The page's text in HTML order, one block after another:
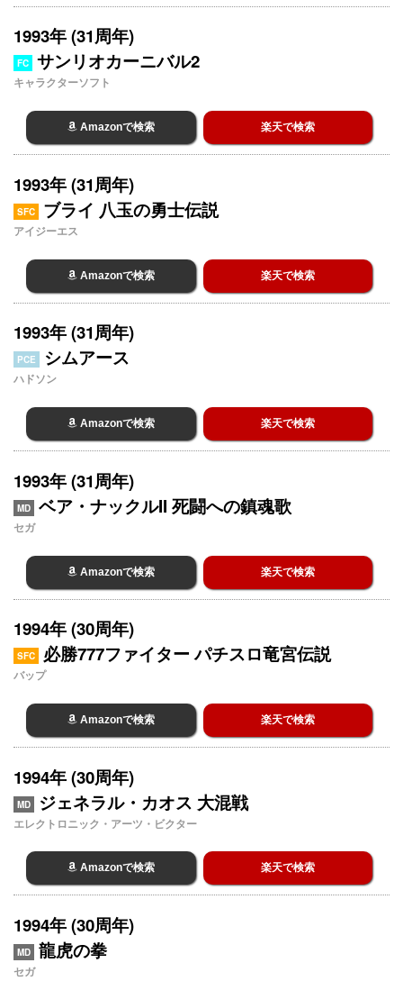
1993年 (31周年)
FC サンリオカーニバル2
キャラクターソフト
Amazonで検索 楽天で検索
1993年 (31周年)
SFC ブライ 八玉の勇士伝説
アイジーエス
Amazonで検索 楽天で検索
1993年 (31周年)
PCE シムアース
ハドソン
Amazonで検索 楽天で検索
1993年 (31周年)
MD ベア・ナックルII 死闘への鎮魂歌
セガ
Amazonで検索 楽天で検索
1994年 (30周年)
SFC 必勝777ファイター パチスロ竜宮伝説
バップ
Amazonで検索 楽天で検索
1994年 (30周年)
MD ジェネラル・カオス 大混戦
エレクトロニック・アーツ・ビクター
Amazonで検索 楽天で検索
1994年 (30周年)
MD 龍虎の拳
セガ